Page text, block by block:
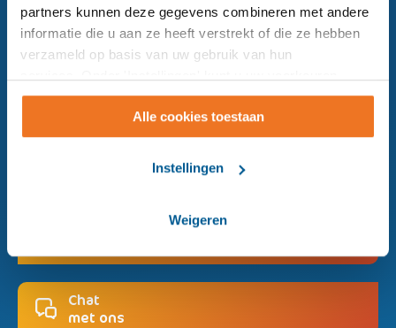
partners kunnen deze gegevens combineren met andere
informatie die u aan ze heeft verstrekt of die ze hebben
verzameld op basis van uw gebruik van hun
wijzigen.
Alle cookies toestaan
Instellingen
Weigeren
Hoe mogen wij u van dienst zijn?
klantenservice@surplus.nl
Chat
met ons